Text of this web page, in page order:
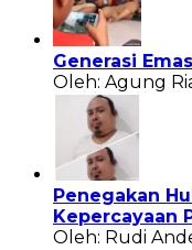
Generasi
Oleh: Agung
Penegakan
Kepercayaan
Oleh: Rudi